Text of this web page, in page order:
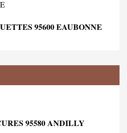
95600 EAUBONNE
95580 ANDILLY